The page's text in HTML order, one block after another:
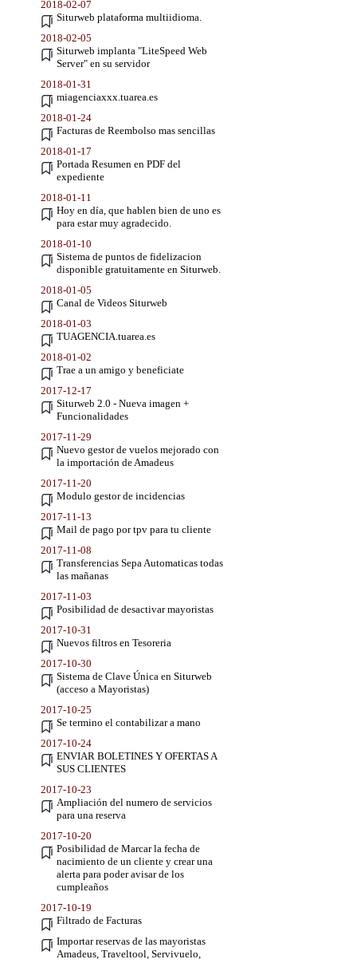
2018-02-07
Siturweb plataforma multiidioma.
2018-02-05
Siturweb implanta "LiteSpeed Web
Server" en su servidor
2018-01-31
miagenciaxxx.tuarea.es
2018-01-24
Facturas de Reembolso mas sencillas
2018-01-17
Portada Resumen en PDF del
expediente
2018-01-11
Hoy en día, que hablen bien de uno es
para estar muy agradecido.
2018-01-10
Sistema de puntos de fidelizacion
disponible gratuitamente en Siturweb.
2018-01-05
Canal de Videos Siturweb
2018-01-03
TUAGENCIA.tuarea.es
2018-01-02
Trae a un amigo y beneficiate
2017-12-17
Siturweb 2.0 - Nueva imagen +
Funcionalidades
2017-11-29
Nuevo gestor de vuelos mejorado con
la importación de Amadeus
2017-11-20
Modulo gestor de incidencias
2017-11-13
Mail de pago por tpv para tu cliente
2017-11-08
Transferencias Sepa Automaticas todas
las mañanas
2017-11-03
Posibilidad de desactivar mayoristas
2017-10-31
Nuevos filtros en Tesoreria
2017-10-30
Sistema de Clave Única en Siturweb
(acceso a Mayoristas)
2017-10-25
Se termino el contabilizar a mano
2017-10-24
ENVIAR BOLETINES Y OFERTAS A
SUS CLIENTES
2017-10-23
Ampliación del numero de servicios
para una reserva
2017-10-20
Posibilidad de Marcar la fecha de
nacimiento de un cliente y crear una
alerta para poder avisar de los
cumpleaños
2017-10-19
Filtrado de Facturas
Importar reservas de las mayoristas
Amadeus, Traveltool, Servivuelo,